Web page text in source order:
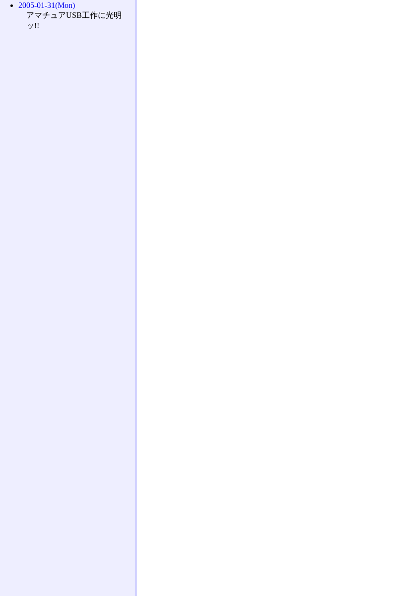
2005-01-31(Mon)
アマチュアUSB工作に光明
ッ!!